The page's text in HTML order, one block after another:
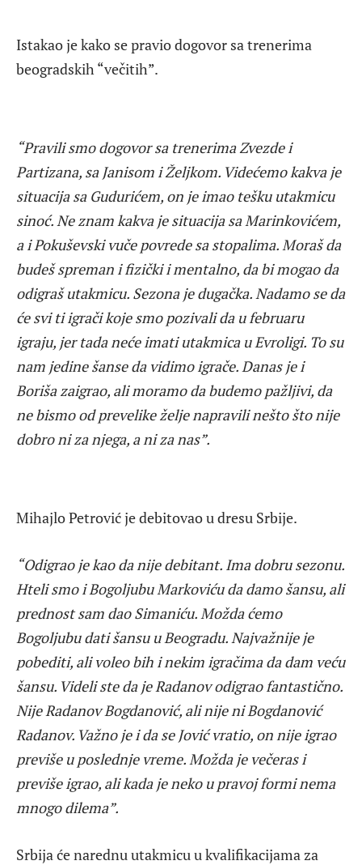
Istakao je kako se pravio dogovor sa trenerima
beogradskih “večitih”.
“Pravili smo dogovor sa trenerima Zvezde i
Partizana, sa Janisom i Željkom. Videćemo kakva je
situacija sa Gudurićem, on je imao tešku utakmicu
sinoć. Ne znam kakva je situacija sa Marinkovićem,
a i Pokuševski vuče povrede sa stopalima. Moraš da
budeš spreman i fizički i mentalno, da bi mogao da
odigraš utakmicu. Sezona je dugačka. Nadamo se da
će svi ti igrači koje smo pozivali da u februaru
igraju, jer tada neće imati utakmica u Evroligi. To su
nam jedine šanse da vidimo igrače. Danas je i
Boriša zaigrao, ali moramo da budemo pažljivi, da
ne bismo od prevelike želje napravili nešto što nije
dobro ni za njega, a ni za nas”.
Mihajlo Petrović je debitovao u dresu Srbije.
“Odigrao je kao da nije debitant. Ima dobru sezonu.
Hteli smo i Bogoljubu Markoviću da damo šansu, ali
prednost sam dao Simaniću. Možda ćemo
Bogoljubu dati šansu u Beogradu. Najvažnije je
pobediti, ali voleo bih i nekim igračima da dam veću
šansu. Videli ste da je Radanov odigrao fantastično.
Nije Radanov Bogdanović, ali nije ni Bogdanović
Radanov. Važno je i da se Jović vratio, on nije igrao
previše u poslednje vreme. Možda je večeras i
previše igrao, ali kada je neko u pravoj formi nema
mnogo dilema”.
Srbija će narednu utakmicu u kvalifikacijama za